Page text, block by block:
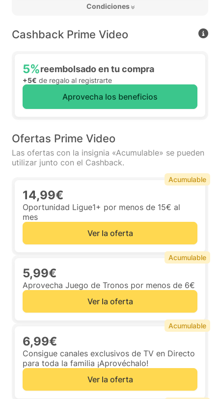
Condiciones
Cashback Prime Video
5%reembolsado en tu compra
+5€ de regalo al registrarte
Aprovecha los beneficios
Ofertas Prime Video
Las ofertas con la insignia «Acumulable» se pueden
utilizar junto con el Cashback.
14,99€
Oportunidad Ligue1+ por menos de 15€ al
mes
Ver la oferta
Acumulable
5,99€
Aprovecha Juego de Tronos por menos de 6€
Ver la oferta
Acumulable
6,99€
Consigue canales exclusivos de TV en Directo
para toda la familia ¡Aprovéchalo!
Ver la oferta
Acumulable